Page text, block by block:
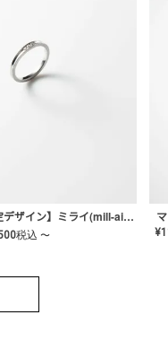
【限定デザイン】ミライ(mill-ai)リング
税込 〜 ¥